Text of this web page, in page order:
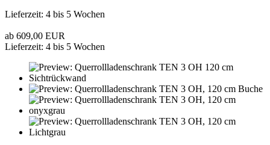
Lieferzeit: 4 bis 5 Wochen
ab 609,00 EUR
Lieferzeit: 4 bis 5 Wochen